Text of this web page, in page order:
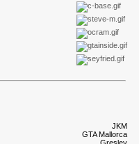
JKM
GTA Mallorca